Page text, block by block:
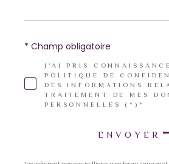
J'AI PRIS
POLITIQUE DE
DES INFORMATIONS
TRAITEMENT DE MES
PERSONNELLES (*)*
* Champ obligatoire
ENVOYER